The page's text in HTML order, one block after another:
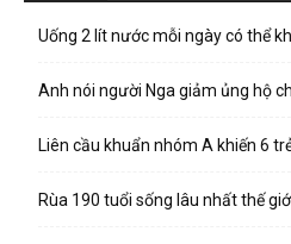
Uống 2 lít nước mỗi ngày có thể
Anh nói người Nga giảm ủng hộ
Liên cầu khuẩn nhóm A khiến 6
Rùa 190 tuổi sống lâu nhất thế